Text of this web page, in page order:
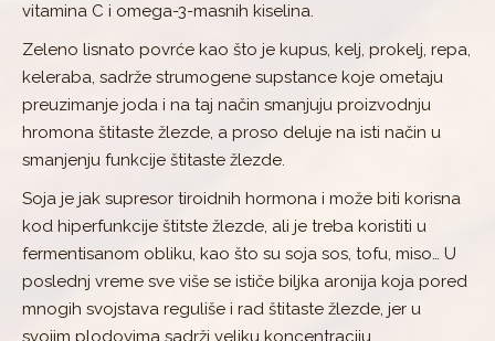
vitamina C i omega-3-masnih kiselina.
Zeleno lisnato povrće kao što je kupus, kelj, prokelj, repa,
keleraba, sadrže strumogene supstance koje ometaju
preuzimanje joda i na taj način smanjuju proizvodnju
hromona štitaste žlezde, a proso deluje na isti način u
smanjenju funkcije štitaste žlezde.
Soja je jak supresor tiroidnih hormona i može biti korisna
kod hiperfunkcije štitste žlezde, ali je treba koristiti u
fermentisanom obliku, kao što su soja sos, tofu, miso… U
poslednj vreme sve više se ističe biljka aronija koja pored
mnogih svojstava reguliše i rad štitaste žlezde, jer u
svojim plodovima sadrži veliku koncentraciju